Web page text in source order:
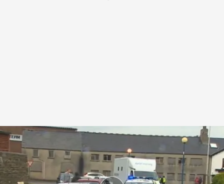
Reino Unido se enfrenta a una crisis penitenciaria y judicial
Redacción digital Noticias Cuatro
10 DIC 2024 - 16:41h.